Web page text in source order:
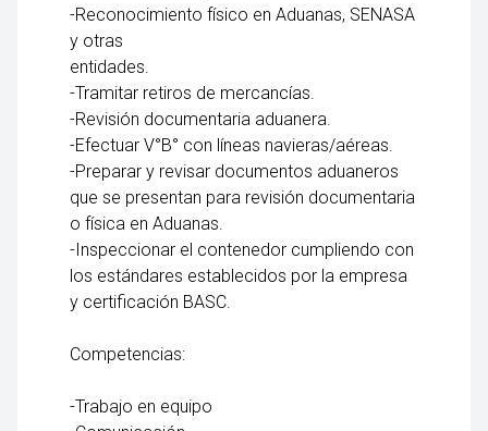
-Reconocimiento físico en Aduanas, SENASA
y otras
entidades.
-Tramitar retiros de mercancías.
-Revisión documentaria aduanera.
-Efectuar V°B° con líneas navieras/aéreas.
-Preparar y revisar documentos aduaneros
que se presentan para revisión documentaria
o física en Aduanas.
-Inspeccionar el contenedor cumpliendo con
los estándares establecidos por la empresa
y certificación BASC.
Competencias:
-Trabajo en equipo